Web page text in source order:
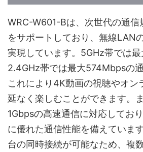
WRC-W601-Bは、次世代の通
をサポートしており、無線LAN
実現しています。5GHz帯では最
2.4GHz帯では最大574Mbpsの通
これにより4K動画の視聴やオン
延なく楽しむことができます。
1Gbpsの高速通信に対応してお
に優れた通信性能を備えていま
台の同時接続が可能なため、複